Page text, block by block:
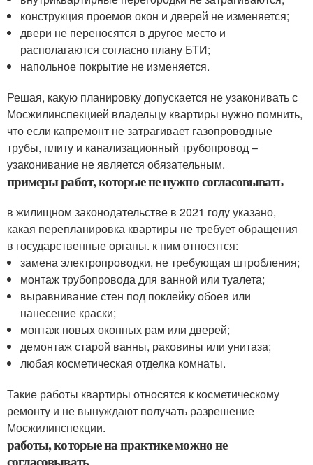
конструкция проемов окон и дверей не изменяется;
двери не переносятся в другое место и
располагаются согласно плану БТИ;
напольное покрытие не изменяется.
Решая, какую планировку допускается не узаконивать с
Мосжилинспекцией владельцу квартиры нужно помнить,
что если капремонт не затрагивает газопроводные
трубы, плиту и канализационный трубопровод –
узаконивание не является обязательным.
примеры работ, которые не нужно согласовывать
в жилищном законодательстве в 2021 году указано,
какая перепланировка квартиры не требует обращения
в государственные органы. к ним относятся:
замена электропроводки, не требующая штробления;
монтаж трубопровода для ванной или туалета;
выравнивание стен под поклейку обоев или
нанесение краски;
монтаж новых оконных рам или дверей;
демонтаж старой ванны, раковины или унитаза;
любая косметическая отделка комнаты.
Такие работы квартиры относятся к косметическому
ремонту и не вынуждают получать разрешение
Мосжилинспекции.
работы, которые на практике можно не
согласовывать